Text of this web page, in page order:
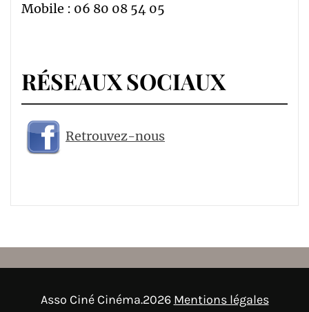
Mobile : 06 80 08 54 05
RÉSEAUX SOCIAUX
Retrouvez-nous
Asso Ciné Cinéma.2026 Mentions légales